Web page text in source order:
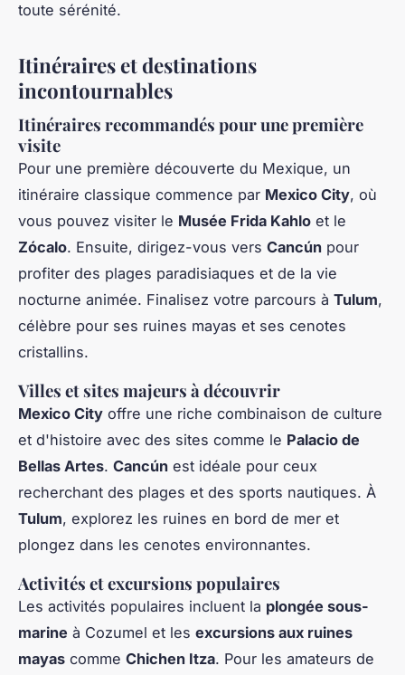
toute sérénité.
Itinéraires et destinations
incontournables
Itinéraires recommandés pour une première
visite
Pour une première découverte du Mexique, un
itinéraire classique commence par Mexico City, où
vous pouvez visiter le Musée Frida Kahlo et le
Zócalo. Ensuite, dirigez-vous vers Cancún pour
profiter des plages paradisiaques et de la vie
nocturne animée. Finalisez votre parcours à Tulum,
célèbre pour ses ruines mayas et ses cenotes
cristallins.
Villes et sites majeurs à découvrir
Mexico City offre une riche combinaison de culture
et d'histoire avec des sites comme le Palacio de
Bellas Artes. Cancún est idéale pour ceux
recherchant des plages et des sports nautiques. À
Tulum, explorez les ruines en bord de mer et
plongez dans les cenotes environnantes.
Activités et excursions populaires
Les activités populaires incluent la plongée sous-
marine à Cozumel et les excursions aux ruines
mayas comme Chichen Itza. Pour les amateurs de